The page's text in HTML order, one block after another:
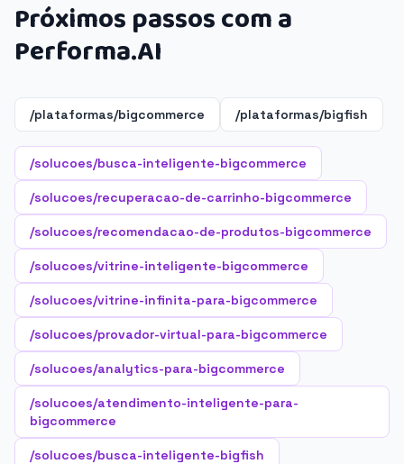
Próximos passos com a
Performa.AI
/plataformas/bigcommerce /plataformas/bigfish
/solucoes/busca-inteligente-bigcommerce
/solucoes/recuperacao-de-carrinho-bigcommerce
/solucoes/recomendacao-de-produtos-bigcommerce
/solucoes/vitrine-inteligente-bigcommerce
/solucoes/vitrine-infinita-para-bigcommerce
/solucoes/provador-virtual-para-bigcommerce
/solucoes/analytics-para-bigcommerce
/solucoes/atendimento-inteligente-para-
bigcommerce
/solucoes/busca-inteligente-bigfish